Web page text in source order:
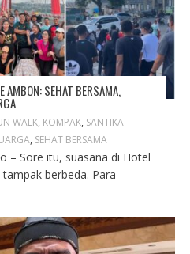
AMBON: SEHAT BERSAMA,
WALK, KOMPAK, SANTIKA
, SEHAT BERSAMA
– Sore itu, suasana di Hotel
berbeda. Para